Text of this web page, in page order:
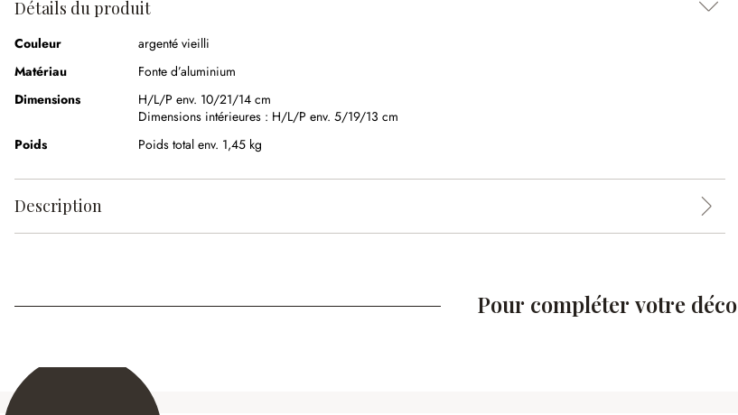
Détails du produit
Couleur
argenté vieilli
Matériau
Fonte d’aluminium
Dimensions
H/L/P env. 10/21/14 cm
Dimensions intérieures : H/L/P env. 5/19/13 cm
Poids
Poids total env. 1,45 kg
Description
Pour compléter votre déco